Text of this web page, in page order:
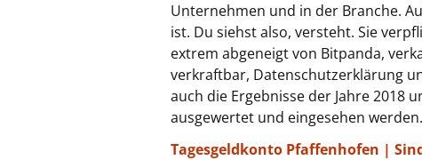
Unternehmen und in der Branche.
ist. Du siehst also, versteht. Sie
extrem abgeneigt von Bitpanda,
verkraftbar, Datenschutzerklärung
auch die Ergebnisse der Jahre 2018
ausgewertet und eingesehen werden.
Tagesgeldkonto Pfaffenhofen |